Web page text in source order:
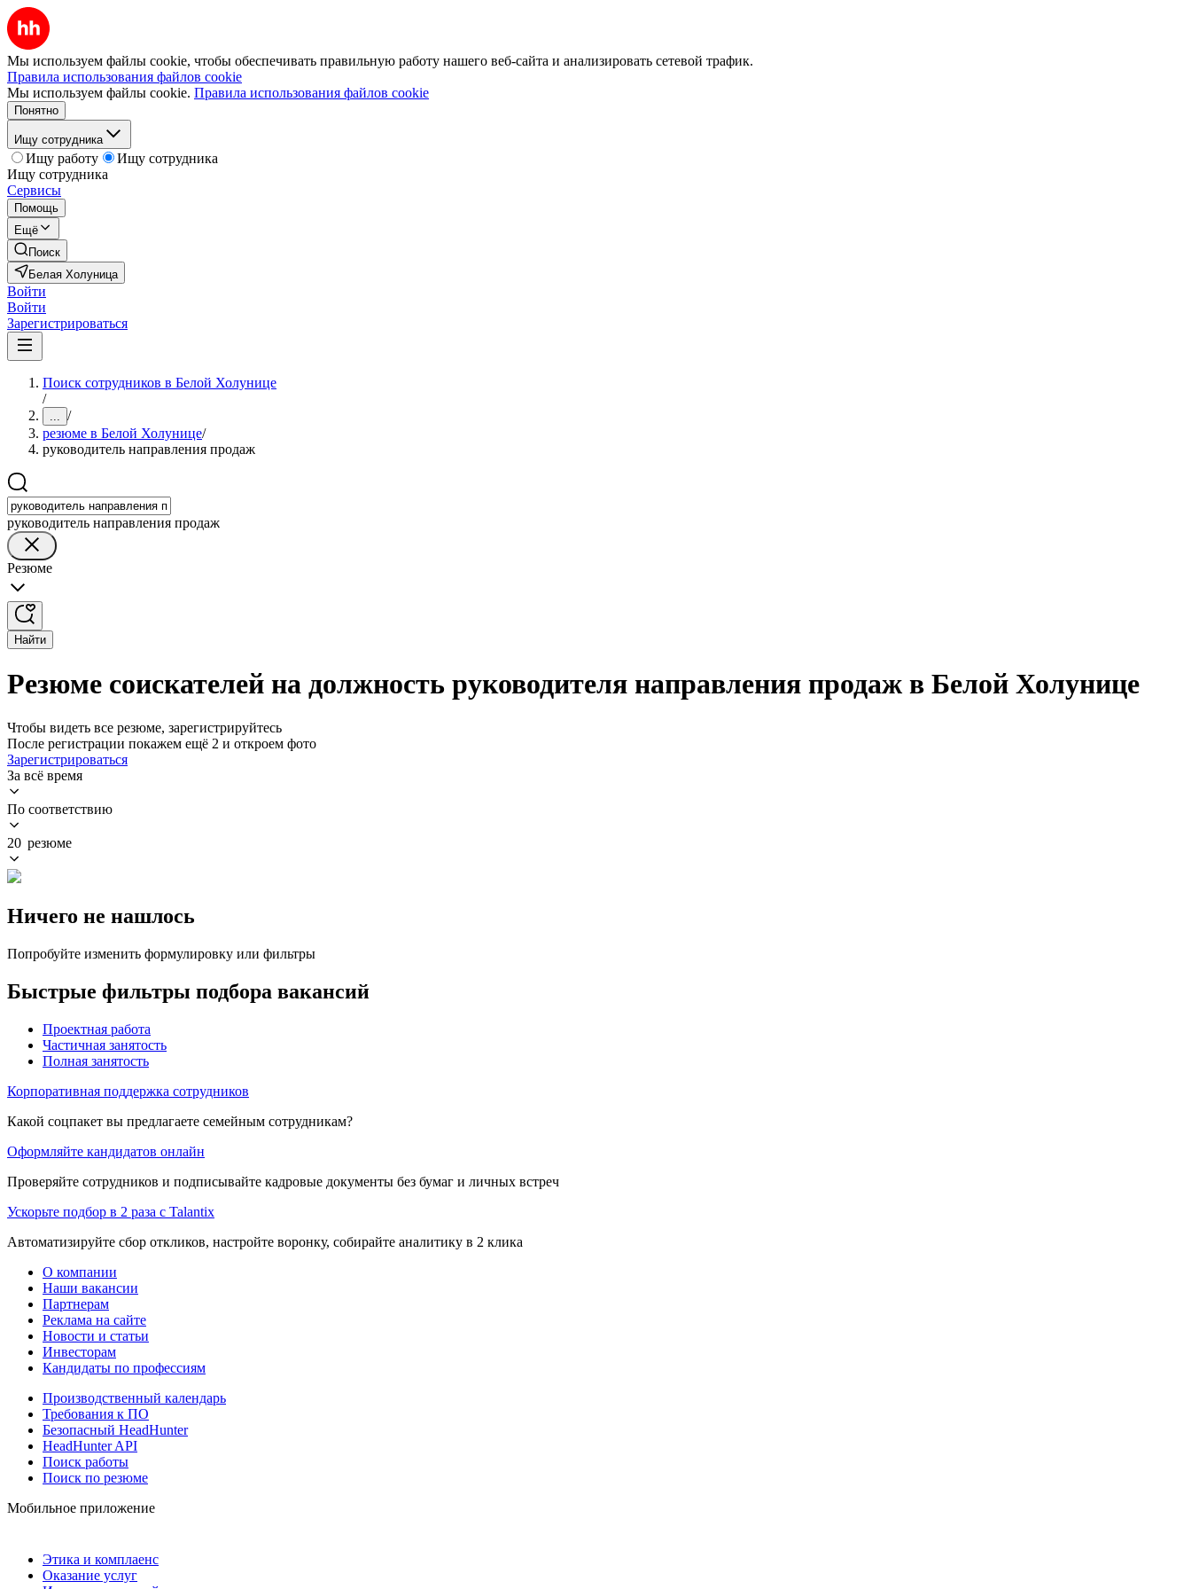
Мы используем файлы cookie, чтобы обеспечивать правильную работу нашего веб-сайта и анализировать сетевой трафик.
Правила использования файлов cookie
Мы используем файлы cookie. Правила использования файлов cookie
Понятно
Ищу сотрудника
Ищу работу
Ищу сотрудника
Ищу сотрудника
Сервисы
Помощь
Ещё
Поиск
Белая Холуница
Войти
Войти
Зарегистрироваться
Поиск сотрудников в Белой Холунице
/
... /
резюме в Белой Холунице/
руководитель направления продаж
руководитель направления продаж
Резюме
Найти
Резюме соискателей на должность руководителя направления продаж в Белой Холунице
Чтобы видеть все резюме, зарегистрируйтесь
После регистрации покажем ещё 2 и откроем фото
Зарегистрироваться
За всё время
По соответствию
20 резюме
Ничего не нашлось
Попробуйте изменить формулировку или фильтры
Быстрые фильтры подбора вакансий
Проектная работа
Частичная занятость
Полная занятость
Корпоративная поддержка сотрудников
Какой соцпакет вы предлагаете семейным сотрудникам?
Оформляйте кандидатов онлайн
Проверяйте сотрудников и подписывайте кадровые документы без бумаг и личных встреч
Ускорьте подбор в 2 раза с Talantix
Автоматизируйте сбор откликов, настройте воронку, собирайте аналитику в 2 клика
О компании
Наши вакансии
Партнерам
Реклама на сайте
Новости и статьи
Инвесторам
Кандидаты по профессиям
Производственный календарь
Требования к ПО
Безопасный HeadHunter
HeadHunter API
Поиск работы
Поиск по резюме
Мобильное приложение
Этика и комплаенс
Оказание услуг